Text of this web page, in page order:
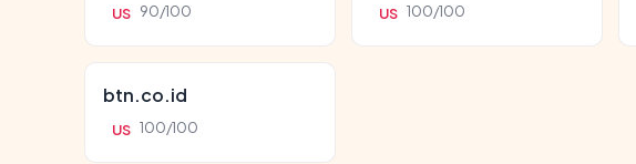
US 90/100 US 100/100
btn.co.id
US 100/100